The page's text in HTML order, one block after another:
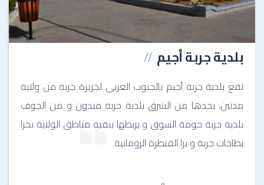
بلدية جربة أجيم
تقع بلدية جربة آجيم بالجنوب الغربي لجزيرة جربة من ولاية
مدنين، يحدها من الشرق بلدية جربة ميدون و من الجوف
بلدية جربة حومة السوق و يربطها ببقية مناطق الولاية بحرا
بطاحات جربة و برا القنطرة الرومانية.